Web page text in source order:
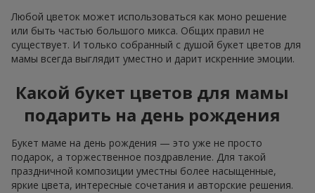
Любой цветок может использоваться как моно решение
или быть частью большого микса. Общих правил не
существует. И только собранный с душой букет цветов для
мамы всегда выглядит уместно и дарит искренние эмоции.
Какой букет цветов для мамы
подарить на день рождения
Букет маме на день рождения — это уже не просто
подарок, а торжественное поздравление. Для такой
праздничной композиции уместны более насыщенные,
яркие цвета, интересные сочетания и авторские решения.